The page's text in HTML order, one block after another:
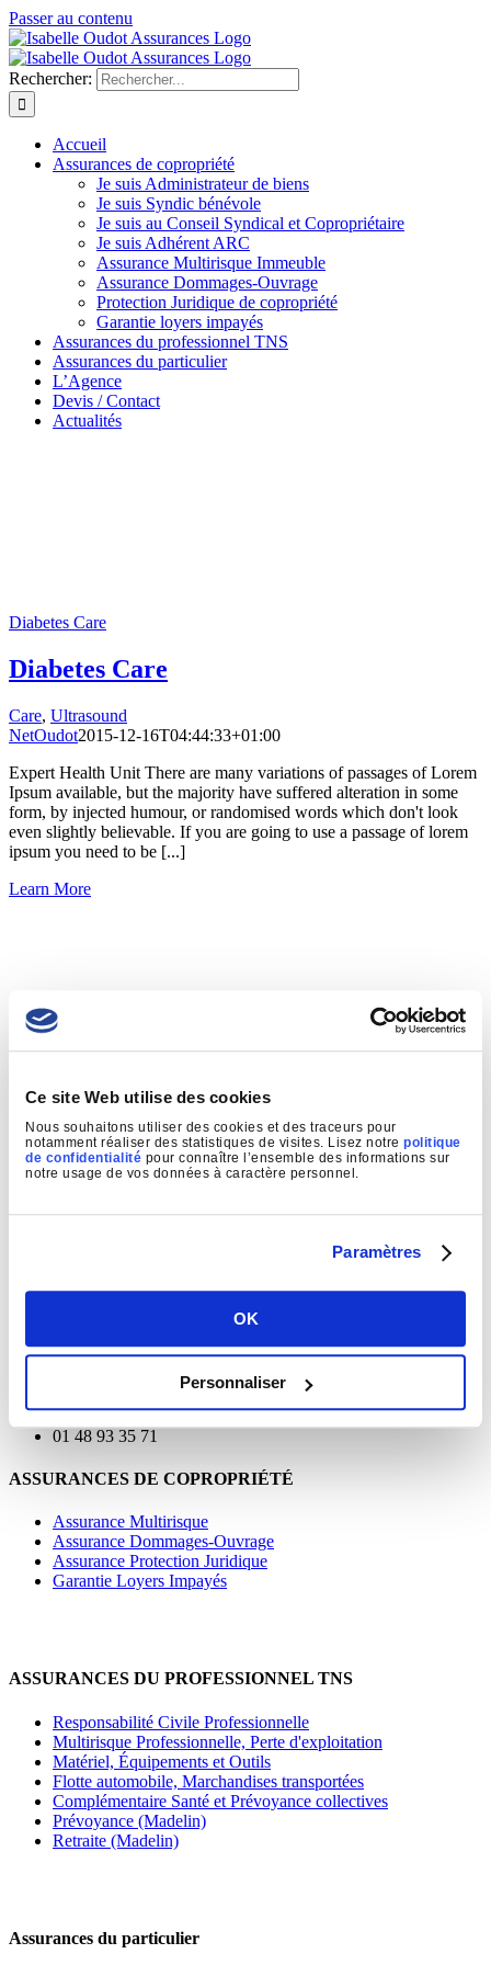
Ce site Web utilise des cookies
Nous souhaitons utiliser des cookies et des traceurs pour
notamment réaliser des statistiques de visites. Lisez notre politique
de confidentialité pour connaître l’ensemble des informations sur
notre usage de vos données à caractère personnel.
Paramètres
OK
Personnaliser
Passer au contenu
Rechercher:
Accueil
Assurances de copropriété
Je suis Administrateur de biens
Je suis Syndic bénévole
Je suis au Conseil Syndical et Copropriétaire
Je suis Adhérent ARC
Assurance Multirisque Immeuble
Assurance Dommages-Ouvrage
Protection Juridique de copropriété
Garantie loyers impayés
Assurances du professionnel TNS
Assurances du particulier
L’Agence
Devis / Contact
Actualités
Diabetes Care
Diabetes Care
Care, Ultrasound
NetOudot2015-12-16T04:44:33+01:00
Expert Health Unit There are many variations of passages of Lorem
Ipsum available, but the majority have suffered alteration in some
form, by injected humour, or randomised words which don't look
even slightly believable. If you are going to use a passage of lorem
ipsum you need to be [...]
Learn More
Ultrasound Echocardiogram
Ultrasound
2015-12-15T07:49:27+01:00
Ipsum available, but the majority have suffered alteration in some
form, by injected humour, or randomised words which don't look
Learn More
Ouvert du lundi au vendredi de 09h30 à 17h
17 av. Georges Clemenceau 94700 Maisons-Alfort
01 48 93 35 71
ASSURANCES DE COPROPRIÉTÉ
Assurance Multirisque
Assurance Dommages-Ouvrage
Assurance Protection Juridique
Garantie Loyers Impayés
ASSURANCES DU PROFESSIONNEL TNS
Responsabilité Civile Professionnelle
Multirisque Professionnelle, Perte d'exploitation
Matériel, Équipements et Outils
Flotte automobile, Marchandises transportées
Complémentaire Santé et Prévoyance collectives
Prévoyance (Madelin)
Retraite (Madelin)
Assurances du particulier